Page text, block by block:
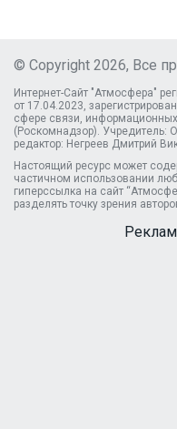
© Copyright 2026, Все
Интернет-Сайт "Атмосфера"
от 17.04.2023,
сфере связи,
(Роскомнадзор).
редактор: Негреев Дмитрий
Настоящий ресурс может
частичном использовании
гиперссылка на сайт
разделять точку зрения